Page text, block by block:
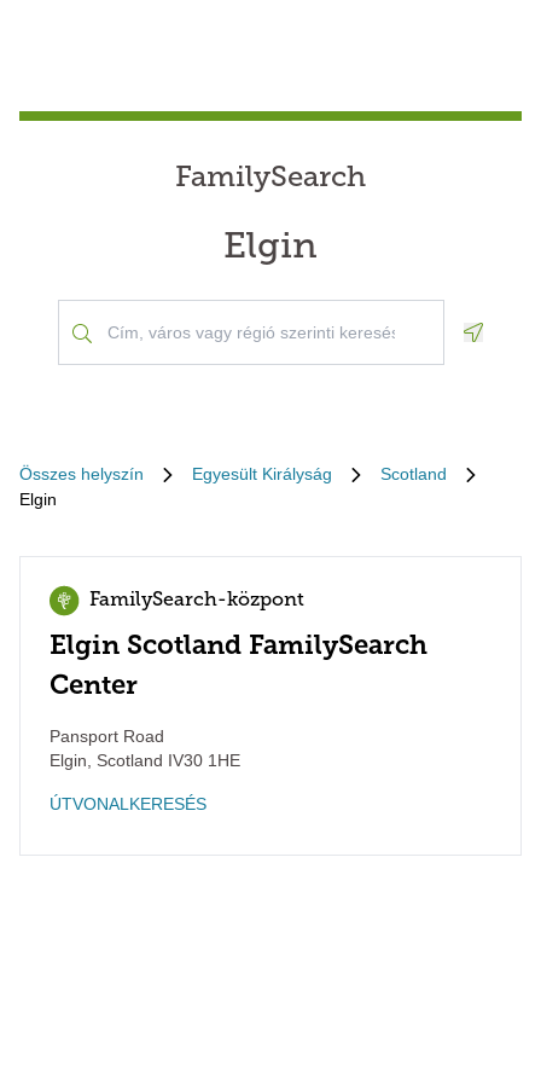
FamilySearch
Elgin
Összes helyszín Egyesült Királyság
Scotland
Elgin
FamilySearch-központ
Elgin Scotland FamilySearch
Center
Pansport Road
Elgin
Scotland IV30 1HE
ÚTVONALKERESÉS